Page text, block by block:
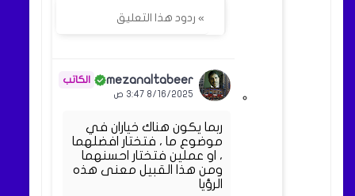
» ردود هذا التعليق
mezanaltabeer
8/16/2025 3:47 ص
ربما يكون هناك خياران في
موضوع ما ، فتختار افضلهما
، او عملين فتختار احسنهما
ومن هذا القبيل معنى هذه
الرؤيا